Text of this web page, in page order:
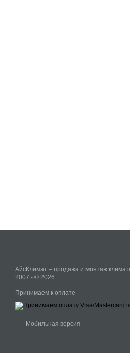
АйсКлимат – продажа и монтаж
2007 - © 2026
Принимаем к оплате
Мобильная версия